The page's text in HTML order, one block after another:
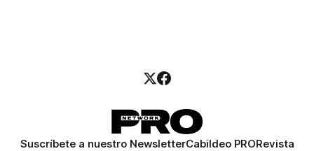
Suscríbete a nuestro NewsletterCabildeo PRORevista